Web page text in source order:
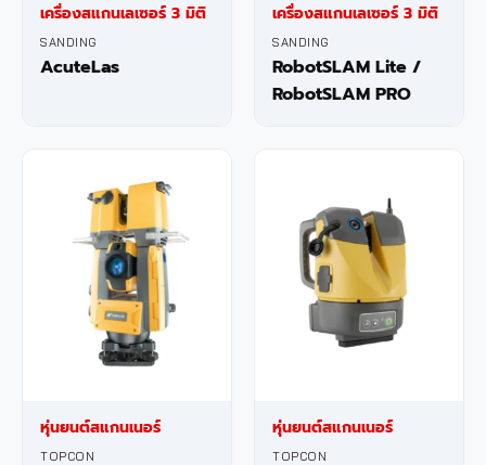
เครื่องสแกนเลเซอร์ 3 มิติ
SANDING
AcuteLas
เครื่องสแกนเลเซอร์ 3 มิติ
SANDING
RobotSLAM Lite /
RobotSLAM PRO
หุ่นยนต์สแกนเนอร์
TOPCON
หุ่นยนต์สแกนเนอร์
TOPCON